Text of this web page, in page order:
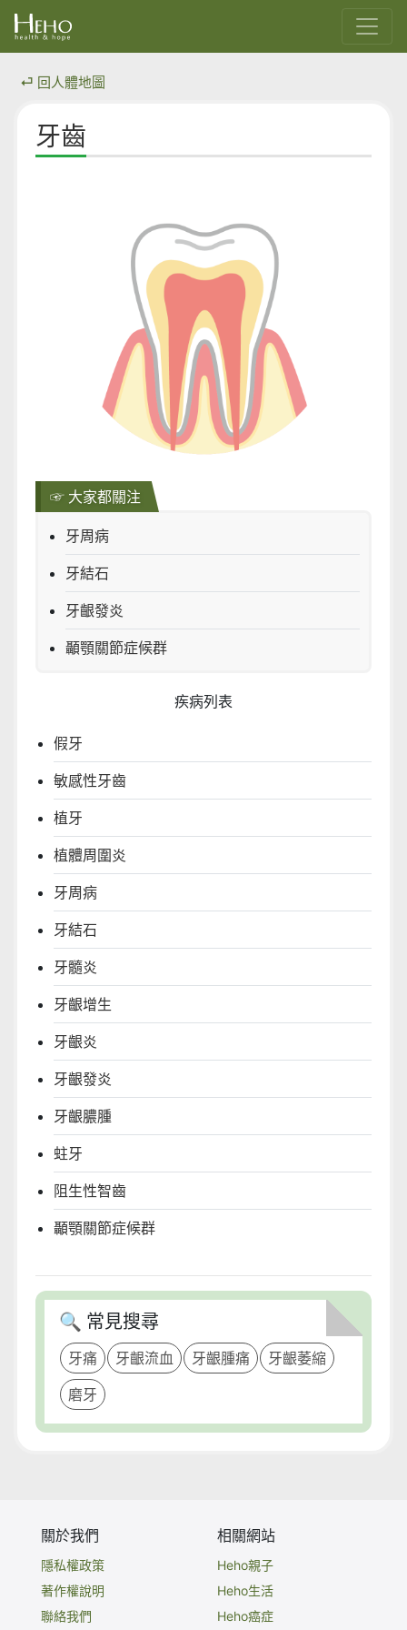
⏎ 回人體地圖
牙齒
☞ 大家都關注
牙周病
牙結石
牙齦發炎
顳顎關節症候群
疾病列表
假牙
敏感性牙齒
植牙
植體周圍炎
牙周病
牙結石
牙髓炎
牙齦增生
牙齦炎
牙齦發炎
牙齦膿腫
蛀牙
阻生性智齒
顳顎關節症候群
🔍 常見搜尋
牙痛 牙齦流血 牙齦腫痛
牙齦萎縮
磨牙
關於我們
隱私權政策
著作權說明
聯絡我們
相關網站
Heho親子
Heho生活
Heho癌症